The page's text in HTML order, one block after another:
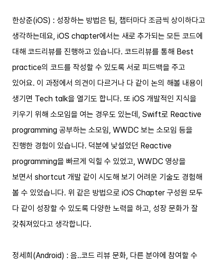
한상준(iOS) : 성장하는 방법은 팀, 챕터마다 조금씩 상이하다고
생각하는데요, iOS chapter에서는 새로 추가되는 모든 코드에
대해 코드리뷰를 진행하고 있습니다. 코드리뷰를 통해 Best
practice의 코드를 작성할 수 있도록 서로 피드백을 주고
있어요. 이 과정에서 의견이 다르거나 다 같이 논의 해볼 내용이
생기면 Tech talk을 열기도 합니다. 또 iOS 개발적인 지식을
키우기 위해 소모임을 여는 경우도 있는데, Swift로 Reactive
programming 공부하는 소모임, WWDC 보는 소모임 등을
진행한 경험이 있습니다. 덕분에 낯설었던 Reactive
programming을 빠르게 익힐 수 있었고, WWDC 영상을
보면서 shortcut 개발 같이 시도해 보기 어려운 기술도 경험해
볼 수 있었습니다. 위 같은 방법으로 iOS Chapter 구성원 모두
다 같이 성장할 수 있도록 다양한 노력을 하고, 성장 문화가 잘
갖춰져있다고 생각합니다.
정세희(Android) : 음..코드 리뷰 문화, 다른 분야에 참여할 수